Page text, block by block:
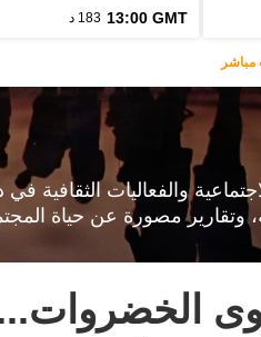
13:00 GMT 183 د
مباشر
والفعاليات
وتقارير مصورة عن حياة